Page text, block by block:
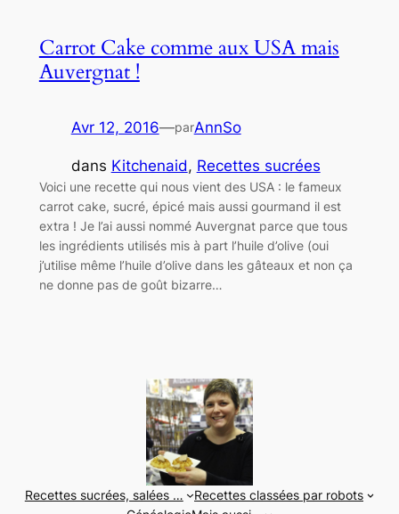
Carrot Cake comme aux USA mais
Auvergnat !
Avr 12, 2016—parAnnSo
dans Kitchenaid, Recettes sucrées
Voici une recette qui nous vient des USA : le fameux
carrot cake, sucré, épicé mais aussi gourmand il est
extra ! Je l’ai aussi nommé Auvergnat parce que tous
les ingrédients utilisés mis à part l’huile d’olive (oui
j’utilise même l’huile d’olive dans les gâteaux et non ça
ne donne pas de goût bizarre…
Recettes sucrées, salées …
Recettes classées par robots